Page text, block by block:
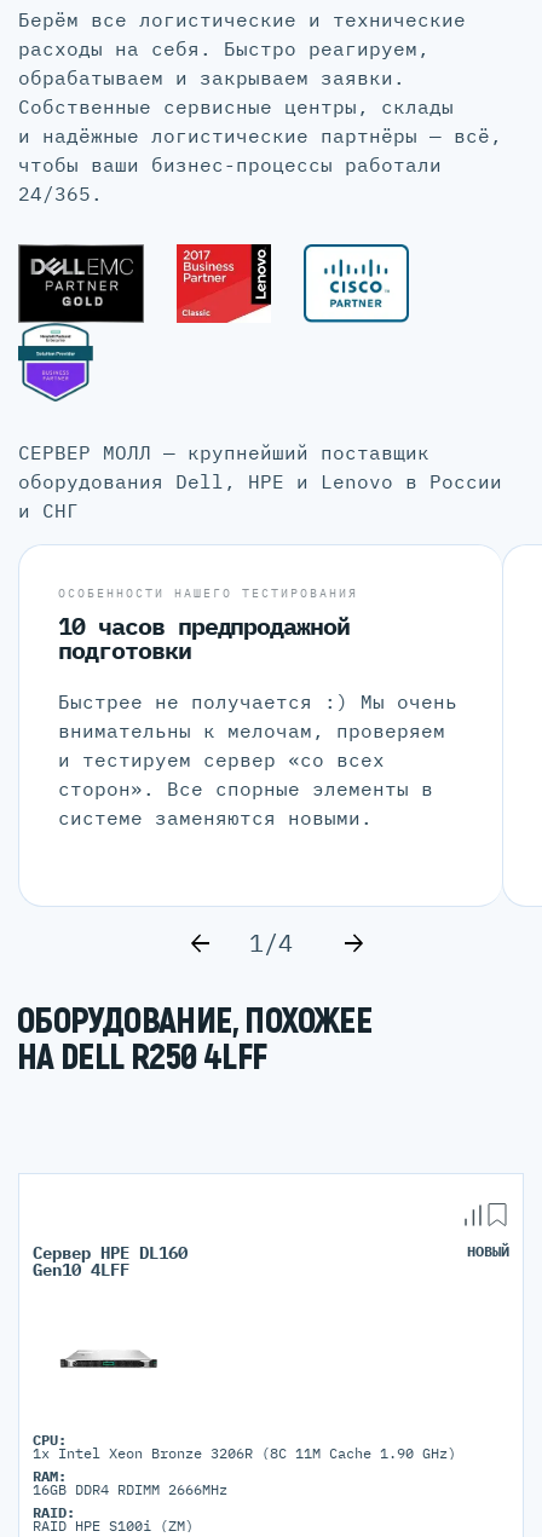
Берём все логистические и технические
расходы на себя. Быстро реагируем,
обрабатываем и закрываем заявки.
Собственные сервисные центры, склады
и надёжные логистические партнёры — всё,
чтобы ваши бизнес-процессы работали
24/365.
СЕРВЕР МОЛЛ — крупнейший поставщик
оборудования Dell, HPE и Lenovo в России
и СНГ
ОСОБЕННОСТИ НАШЕГО ТЕСТИРОВАНИЯ
10 часов предпродажной
подготовки
Быстрее не получается :) Мы очень
внимательны к мелочам, проверяем
и тестируем сервер «со всех
сторон». Все спорные элементы в
системе заменяются новыми.
1/4
ОБОРУДОВАНИЕ, ПОХОЖЕЕ
НА DELL R250 4LFF
Сервер HPE DL160
Gen10 4LFF
НОВЫЙ
CPU:
1x Intel Xeon Bronze 3206R (8C 11M Cache 1.90 GHz)
RAM:
16GB DDR4 RDIMM 2666MHz
RAID:
RAID HPE S100i (ZM)